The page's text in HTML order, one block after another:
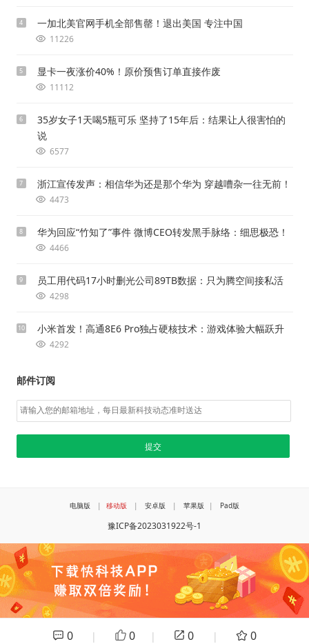
4 一加北美官网手机全部售罄！退出美国 专注中国
11226
5 显卡一夜涨价40%！原价预售订单直接作废
11112
6
35岁女子1天喝5瓶可乐 坚持了15年后：结果让人很害怕的
说
6577
7 浙江宣传发声：相信华为还是那个华为 穿越嘈杂一往无前！
4473
8 华为回应“竹知了”事件 微博CEO转发黑手脉络：细思极恐！
4466
9 员工用代码17小时删光公司89TB数据：只为腾空间接私活
4298
10 小米首发！高通8E6 Pro独占硬核技术：游戏体验大幅跃升
4292
邮件订阅
0 | 0 | 0 | 0
电脑版 | 移动版 | 安卓版 | 苹果版 | Pad版
豫ICP备2023031922号-1